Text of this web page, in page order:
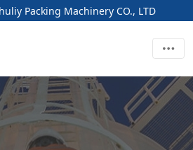
Packing Machinery CO., LTD